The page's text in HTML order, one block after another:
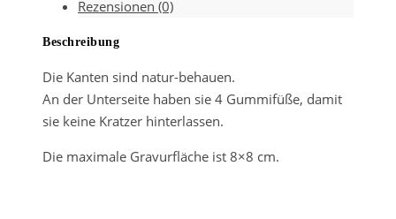
MengeRezensionen (0)
Beschreibung
Die Kanten sind natur-behauen.
An der Unterseite haben sie 4 Gummifüße, damit
sie keine Kratzer hinterlassen.
Die maximale Gravurfläche ist 8×8 cm.